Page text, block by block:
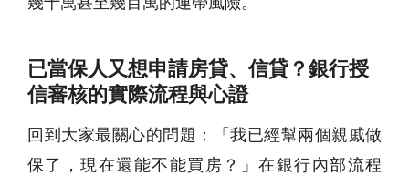
已當保人又想申請房貸、信貸？銀行授
信審核的實際流程與心證
回到大家最關心的問題：「我已經幫兩個親戚做
保了，現在還能不能買房？」在銀行內部流程